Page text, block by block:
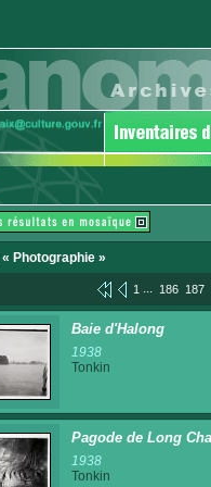
« Photographie »
1 ... 186 187
Baie d'Halong
1938
Tonkin
Pagode de Long
1938
Tonkin